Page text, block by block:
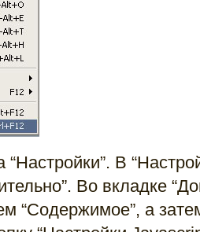
В
Во вкладке
“Содержимое”, а